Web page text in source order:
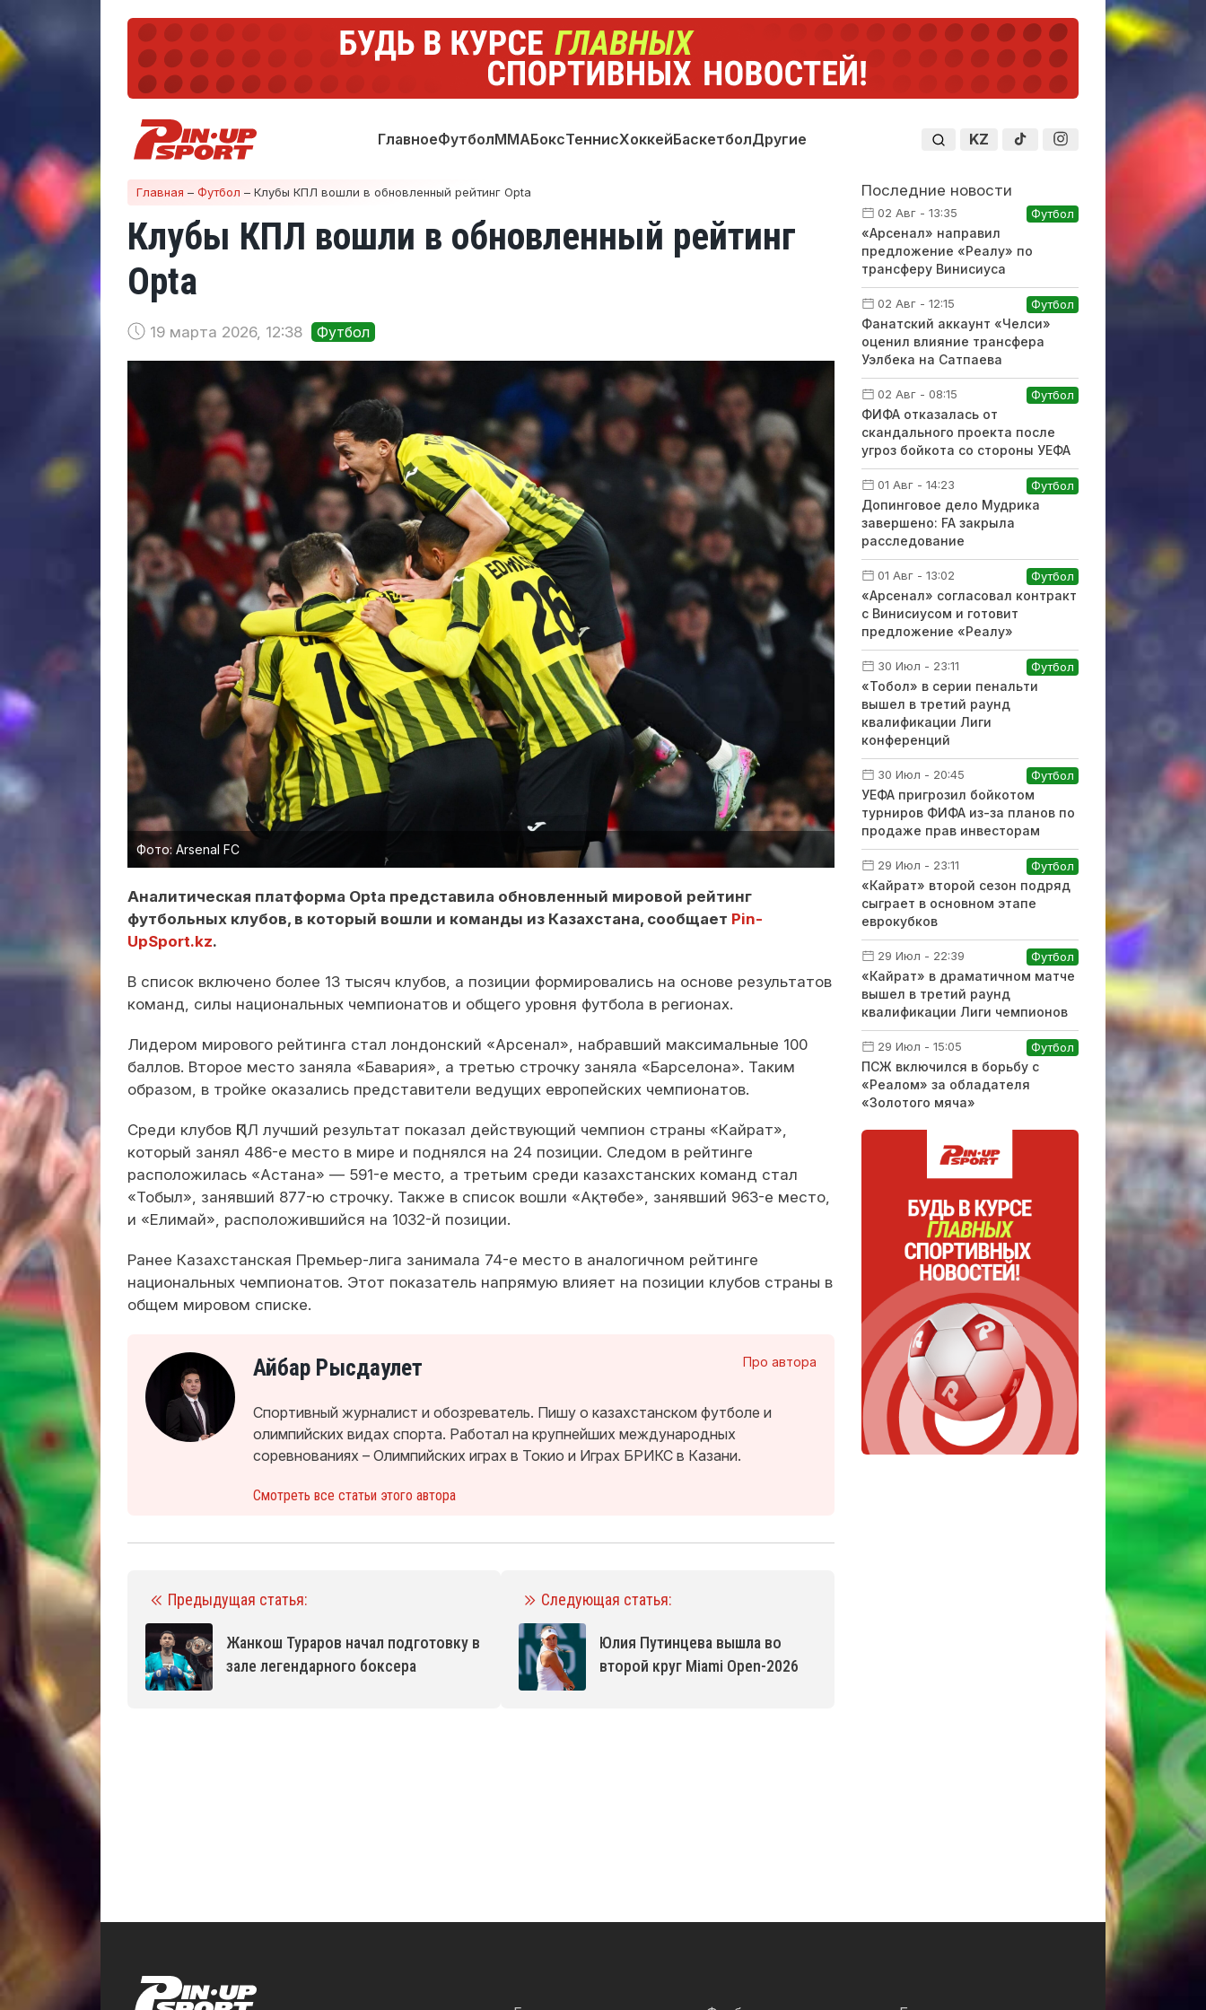
ГлавноеФутболММАБоксТеннисХоккейБаскетболДругие KZ
Главная – Футбол – Клубы КПЛ вошли в обновленный рейтинг Opta
Клубы КПЛ вошли в обновленный рейтинг
Opta
19 марта 2026, 12:38 Футбол
Фото: Arsenal FC
Аналитическая платформа Opta представила обновленный мировой рейтинг
футбольных клубов, в который вошли и команды из Казахстана, сообщает Pin-
UpSport.kz.
В список включено более 13 тысяч клубов, а позиции формировались на основе результатов
команд, силы национальных чемпионатов и общего уровня футбола в регионах.
Лидером мирового рейтинга стал лондонский «Арсенал», набравший максимальные 100
баллов. Второе место заняла «Бавария», а третью строчку заняла «Барселона». Таким
образом, в тройке оказались представители ведущих европейских чемпионатов.
Среди клубов ҚПЛ лучший результат показал действующий чемпион страны «Кайрат»,
который занял 486-е место в мире и поднялся на 24 позиции. Следом в рейтинге
расположилась «Астана» — 591-е место, а третьим среди казахстанских команд стал
«Тобыл», занявший 877-ю строчку. Также в список вошли «Ақтөбе», занявший 963-е место,
и «Елимай», расположившийся на 1032-й позиции.
Ранее Казахстанская Премьер-лига занимала 74-е место в аналогичном рейтинге
национальных чемпионатов. Этот показатель напрямую влияет на позиции клубов страны в
общем мировом списке.
Про автора
Айбар Рысдаулет
Спортивный журналист и обозреватель. Пишу о казахстанском футболе и
олимпийских видах спорта. Работал на крупнейших международных
соревнованиях – Олимпийских играх в Токио и Играх БРИКС в Казани.
Смотреть все статьи этого автора
Предыдущая статья:
Жанкош Тураров начал подготовку в
зале легендарного боксера
Следующая статья:
Юлия Путинцева вышла во
второй круг Miami Open-2026
Последние новости
02 Авг - 13:35 Футбол
«Арсенал» направил
предложение «Реалу» по
трансферу Винисиуса
02 Авг - 12:15 Футбол
Фанатский аккаунт «Челси»
оценил влияние трансфера
Уэлбека на Сатпаева
02 Авг - 08:15 Футбол
ФИФА отказалась от
скандального проекта после
угроз бойкота со стороны УЕФА
01 Авг - 14:23 Футбол
Допинговое дело Мудрика
завершено: FA закрыла
расследование
01 Авг - 13:02 Футбол
«Арсенал» согласовал контракт
с Винисиусом и готовит
предложение «Реалу»
30 Июл - 23:11 Футбол
«Тобол» в серии пенальти
вышел в третий раунд
квалификации Лиги
конференций
30 Июл - 20:45 Футбол
УЕФА пригрозил бойкотом
турниров ФИФА из-за планов по
продаже прав инвесторам
29 Июл - 23:11 Футбол
«Кайрат» второй сезон подряд
сыграет в основном этапе
еврокубков
29 Июл - 22:39 Футбол
«Кайрат» в драматичном матче
вышел в третий раунд
квалификации Лиги чемпионов
29 Июл - 15:05 Футбол
ПСЖ включился в борьбу с
«Реалом» за обладателя
«Золотого мяча»